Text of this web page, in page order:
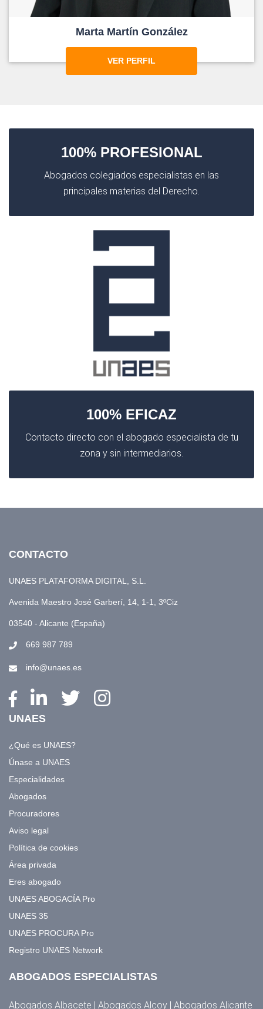
Marta Martín González
VER PERFIL
100% PROFESIONAL
Abogados colegiados especialistas en las
principales materias del Derecho.
100% EFICAZ
Contacto directo con el abogado especialista de tu
zona y sin intermediarios.
CONTACTO
UNAES PLATAFORMA DIGITAL, S.L.
Avenida Maestro José Garberí, 14, 1-1, 3ºCiz
03540 - Alicante (España)
669 987 789
info@unaes.es
UNAES
¿Qué es UNAES?
Únase a UNAES
Especialidades
Abogados
Procuradores
Aviso legal
Política de cookies
Área privada
Eres abogado
UNAES ABOGACÍA Pro
UNAES 35
UNAES PROCURA Pro
Registro UNAES Network
ABOGADOS ESPECIALISTAS
Abogados Albacete | Abogados Alcoy | Abogados Alicante